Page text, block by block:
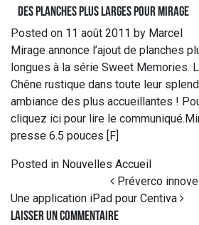
Des planches plus larges pour Mirage
Posted on 11 août 2011 by Marcel
Mirage annonce l’ajout de planches
longues à la série Sweet Memories.
Chêne rustique dans toute leur
ambiance des plus accueillantes !
cliquez ici pour lire le communiqué.
presse 6.5 pouces [F]
Posted in Nouvelles Accueil
Préverco
Une application iPad pour Centiva
Laisser un commentaire